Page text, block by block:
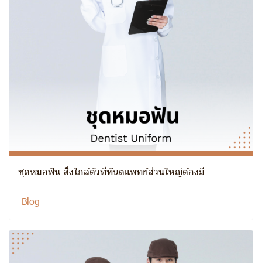
ชุดหมอฟัน สิ่งใกล้ตัวที่ทันตแพทย์ส่วนใหญ่ต้องมี
Blog